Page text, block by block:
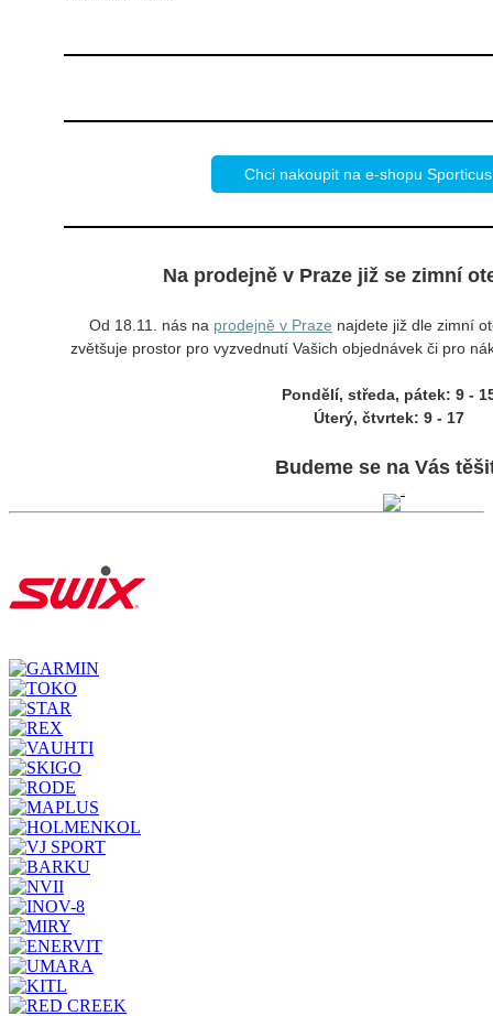
Chci nakoupit na e-shopu
Na prodejně v Praze již se zimní
Od 18.11. nás na prodejně v Praze najdete již dle zimní
zvětšuje prostor pro vyzvednutí Vašich objednávek či pro
Pondělí, středa, pátek: 9 -
Úterý, čtvrtek: 9 - 17
Budeme se na Vás